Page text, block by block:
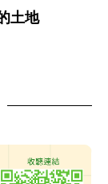
土地